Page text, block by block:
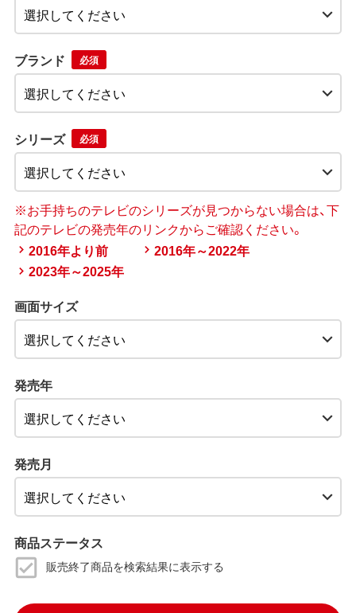
ブランド 必須
シリーズ 必須
※お手持ちのテレビのシリーズが見つからない場合は、下
記のテレビの発売年のリンクからご確認ください。
2016年より前
2016年～2022年
2023年～2025年
画面サイズ
発売年
発売月
商品ステータス
販売終了商品を検索結果に表示する